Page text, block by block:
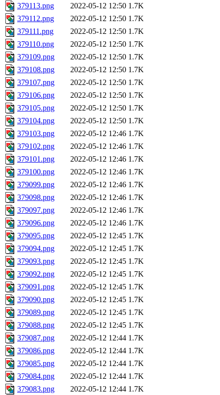
379113.png
2022-05-12 12:50 1.7K
379112.png
2022-05-12 12:50 1.7K
379111.png
2022-05-12 12:50 1.7K
379110.png
2022-05-12 12:50 1.7K
379109.png
2022-05-12 12:50 1.7K
379108.png
2022-05-12 12:50 1.7K
379107.png
2022-05-12 12:50 1.7K
379106.png
2022-05-12 12:50 1.7K
379105.png
2022-05-12 12:50 1.7K
379104.png
2022-05-12 12:50 1.7K
379103.png
2022-05-12 12:46 1.7K
379102.png
2022-05-12 12:46 1.7K
379101.png
2022-05-12 12:46 1.7K
379100.png
2022-05-12 12:46 1.7K
379099.png
2022-05-12 12:46 1.7K
379098.png
2022-05-12 12:46 1.7K
379097.png
2022-05-12 12:46 1.7K
379096.png
2022-05-12 12:46 1.7K
379095.png
2022-05-12 12:45 1.7K
379094.png
2022-05-12 12:45 1.7K
379093.png
2022-05-12 12:45 1.7K
379092.png
2022-05-12 12:45 1.7K
379091.png
2022-05-12 12:45 1.7K
379090.png
2022-05-12 12:45 1.7K
379089.png
2022-05-12 12:45 1.7K
379088.png
2022-05-12 12:45 1.7K
379087.png
2022-05-12 12:44 1.7K
379086.png
2022-05-12 12:44 1.7K
379085.png
2022-05-12 12:44 1.7K
379084.png
2022-05-12 12:44 1.7K
379083.png
2022-05-12 12:44 1.7K